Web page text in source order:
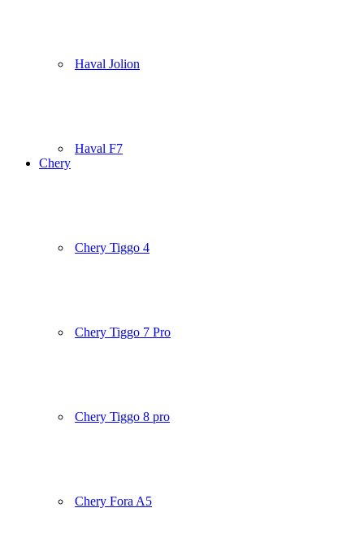
Haval Jolion
Haval F7
Chery
Chery Tiggo 4
Chery Tiggo 7 Pro
Chery Tiggo 8 pro
Chery Fora A5